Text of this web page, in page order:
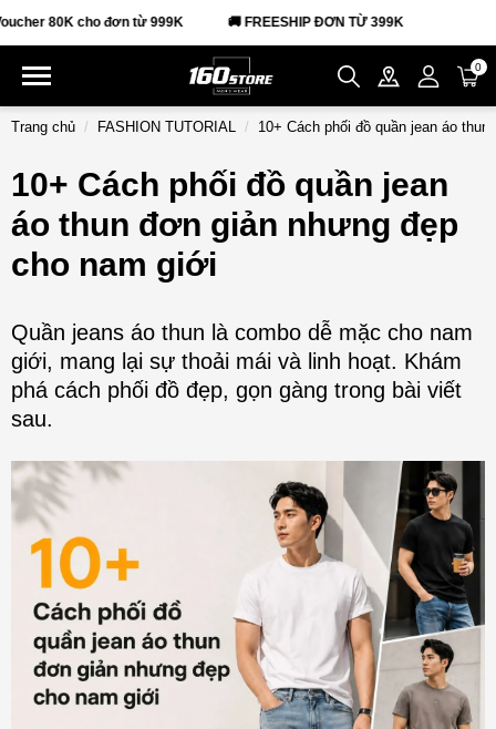
🚚 FREESHIP ĐƠN TỪ 399K
0
Trang chủ FASHION TUTORIAL 10+ Cách phối đồ quần jean áo
10+ Cách phối đồ quần jean
áo thun đơn giản nhưng đẹp
cho nam giới
Quần jeans áo thun là combo dễ mặc cho nam
giới, mang lại sự thoải mái và linh hoạt. Khám
phá cách phối đồ đẹp, gọn gàng trong bài viết
sau.